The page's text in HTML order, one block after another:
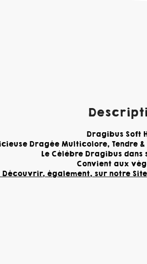
Dragibus Soft
Dragée Multicolore, Tendre &
Le Célèbre Dragibus
Convient aux
Découvrir, également, sur notre